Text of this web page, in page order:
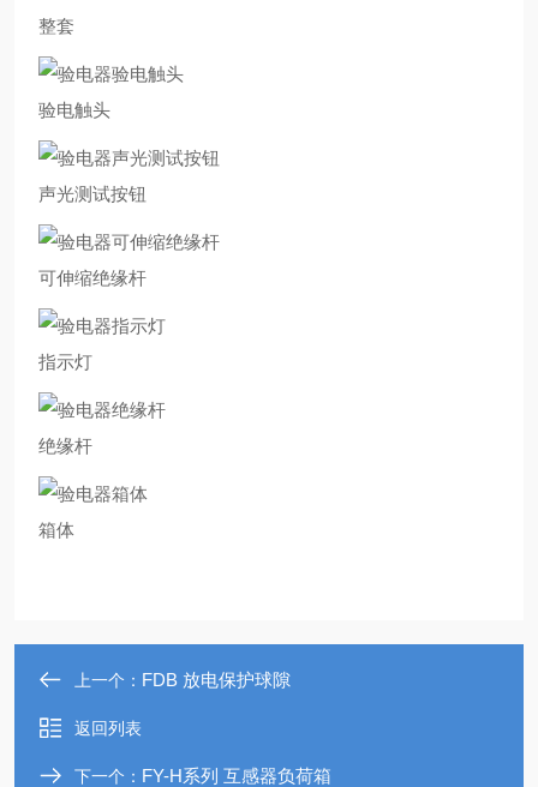
整套
验电触头
声光测试按钮
可伸缩绝缘杆
指示灯
绝缘杆
箱体
上一个： FDB 放电保护球隙
返回列表
下一个： FY-H系列 互感器负荷箱